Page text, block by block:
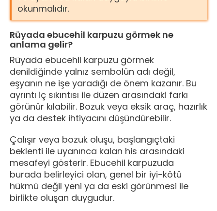
okunmalıdır.
Rüyada ebucehil karpuzu görmek ne
anlama gelir?
Rüyada ebucehil karpuzu görmek
denildiğinde yalnız sembolün adı değil,
eşyanın ne işe yaradığı de önem kazanır. Bu
ayrıntı iç sıkıntısı ile düzen arasındaki farkı
görünür kılabilir. Bozuk veya eksik araç, hazırlık
ya da destek ihtiyacını düşündürebilir.
Çalışır veya bozuk oluşu, başlangıçtaki
beklenti ile uyanınca kalan his arasındaki
mesafeyi gösterir. Ebucehil karpuzuda
burada belirleyici olan, genel bir iyi-kötü
hükmü değil yeni ya da eski görünmesi ile
birlikte oluşan duygudur.